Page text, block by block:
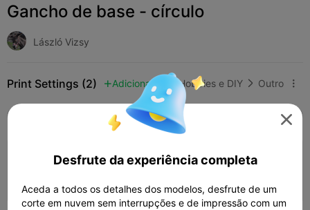
Gancho de base - círculo
László Vizsy
Print Settings (2)  Adicionar Hobbies e DIY  Outro 
K2 Plus K2 Pro
Camada de 0,2mm, 3 paredes, 15% de
preenchimento

Desfrute da experiência completa
Aceda a todos os detalhes dos modelos, desfrute de um
corte em nuvem sem interrupções e de impressão com um